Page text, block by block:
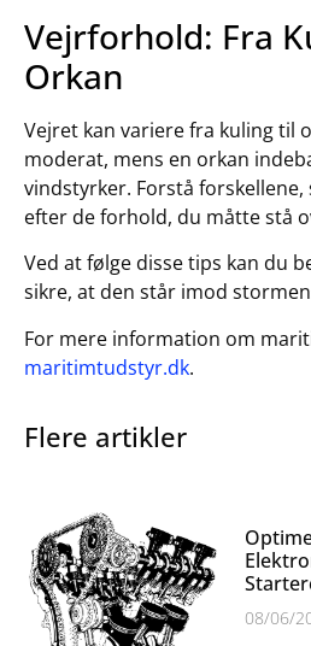
Vejrforhold: Fra
Orkan
Vejret kan variere fra kuling til
moderat, mens en orkan
vindstyrker. Forstå
efter de forhold, du måtte stå
Ved at følge disse tips kan du
sikre, at den står imod
For mere information om
maritimtudstyr.dk.
Flere artikler
08/06/